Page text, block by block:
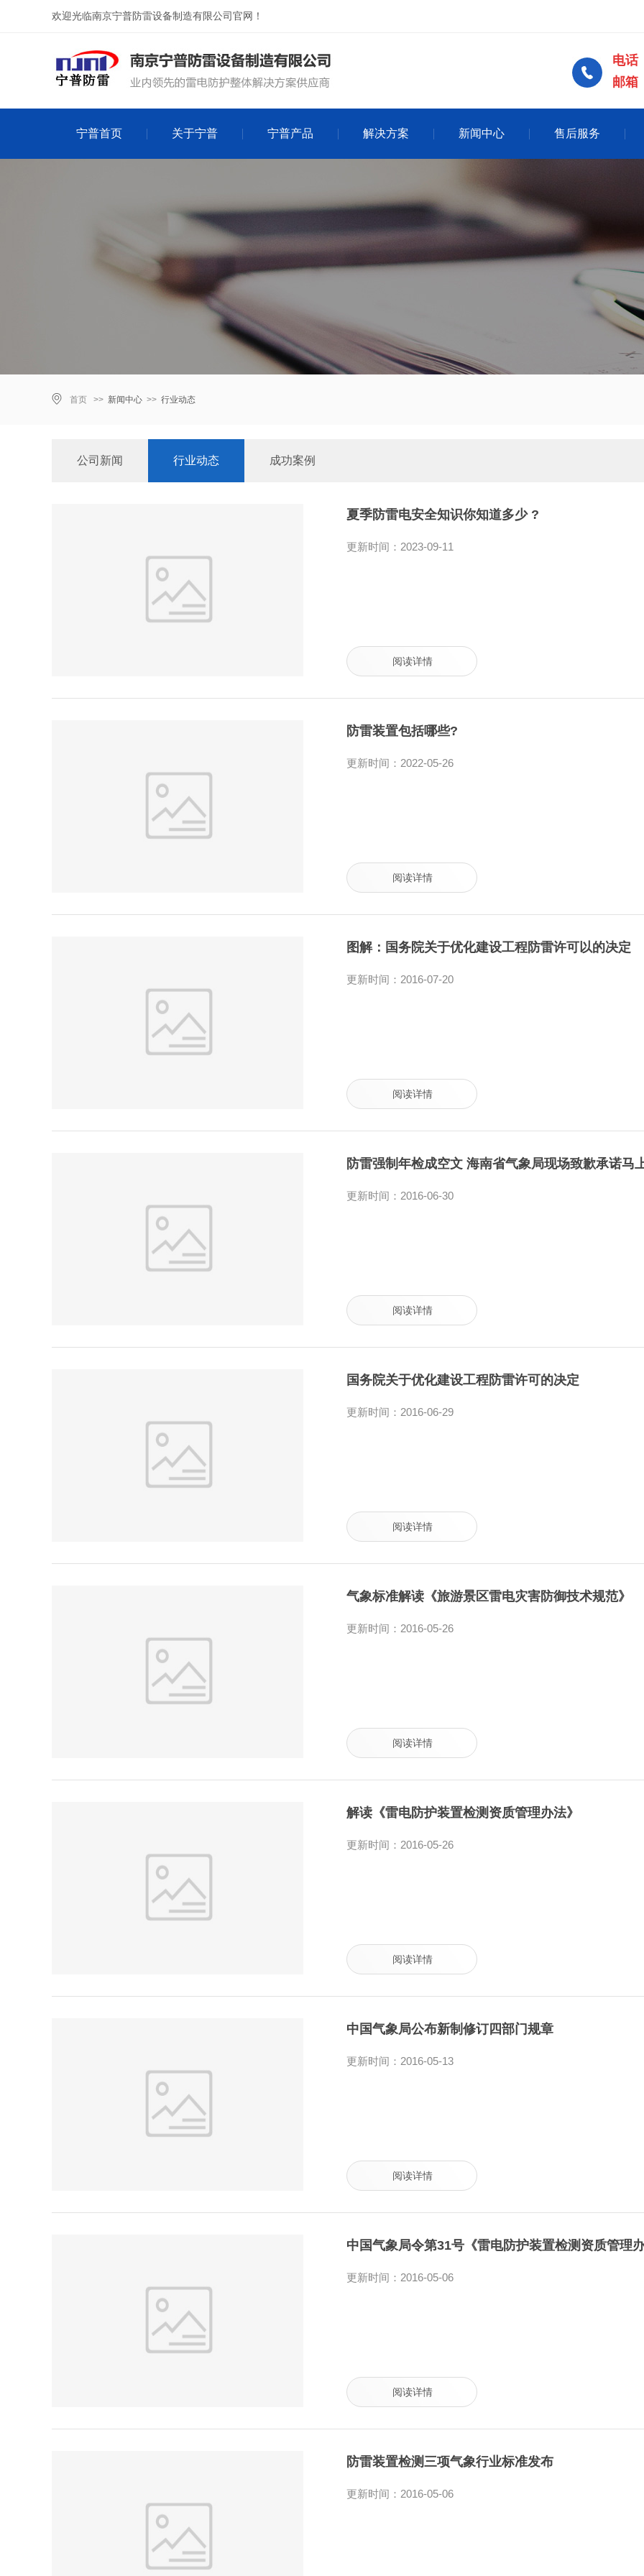
欢迎光临南京宁普防雷设备制造有限公司官网！
电话
邮箱
宁普首页 关于宁普 宁普产品 解决方案 新闻中心 售后服务
首页 >> 新闻中心 >> 行业动态
公司新闻 行业动态 成功案例
夏季防雷电安全知识你知道多少 ?
更新时间：2023-09-11
阅读详情
防雷装置包括哪些?
更新时间：2022-05-26
阅读详情
图解：国务院关于优化建设工程防雷许可以的决定
更新时间：2016-07-20
阅读详情
防雷强制年检成空文 海南省气象局现场致歉承诺马
更新时间：2016-06-30
阅读详情
国务院关于优化建设工程防雷许可的决定
更新时间：2016-06-29
阅读详情
气象标准解读《旅游景区雷电灾害防御技术规范》
更新时间：2016-05-26
阅读详情
解读《雷电防护装置检测资质管理办法》
更新时间：2016-05-26
阅读详情
中国气象局公布新制修订四部门规章
更新时间：2016-05-13
阅读详情
中国气象局令第31号《雷电防护装置检测资质管理
更新时间：2016-05-06
阅读详情
防雷装置检测三项气象行业标准发布
更新时间：2016-05-06